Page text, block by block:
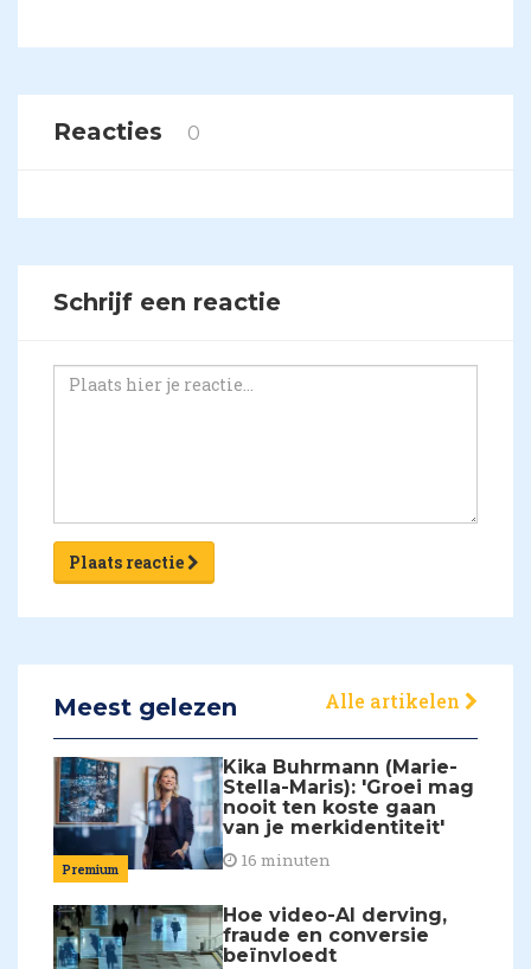
Reacties 0
Schrijf een reactie
Plaats reactie
Meest gelezen Alle artikelen
Premium
Kika Buhrmann (Marie-
Stella-Maris): 'Groei mag
nooit ten koste gaan
van je merkidentiteit'
16 minuten
Hoe video-AI derving,
fraude en conversie
beïnvloedt